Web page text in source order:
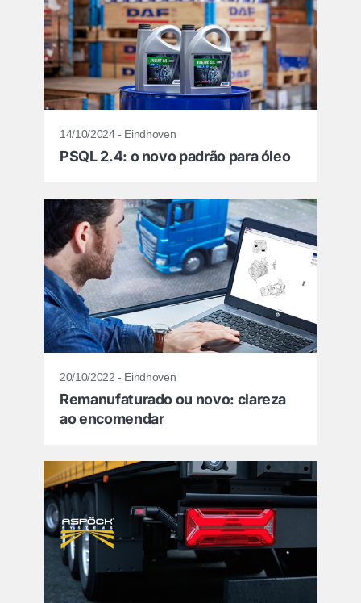
14/10/2024 - Eindhoven
PSQL 2.4: o novo padrão para óleo
20/10/2022 - Eindhoven
Remanufaturado ou novo: clareza
ao encomendar